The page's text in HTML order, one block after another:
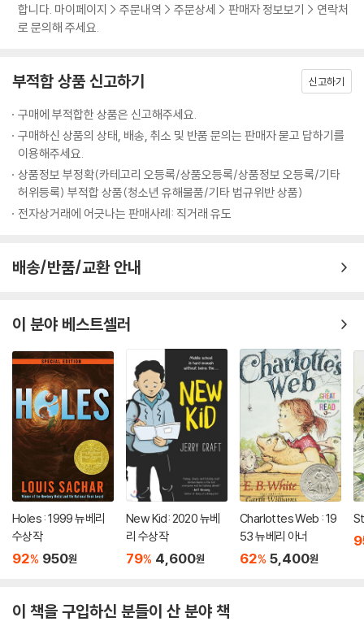
합니다. 마이페이지 > 주문내역 > 주문상세 > 판매자 정보보기 > 연락처
로 문의해 주세요.
부적합 상품 신고하기 신고하기
구매에 부적합한 상품은 신고해주세요.
구매하신 상품의 상태, 배송, 취소 및 반품 문의는 판매자 묻고 답하기를
이용해주세요.
상품정보 부정확(카테고리 오등록/상품오등록/상품정보 오등록/기타
허위등록) 부적합 상품(청소년 유해물품/기타 법규위반 상품)
전자상거래에 어긋나는 판매사례: 직거래 유도
배송/반품/교환 안내
이 분야 베스트셀러
Holes : 1999 뉴베리
수상작
92% 950원
New Kid: 2020 뉴베
리 수상작
79% 4,600원
Charlottes Web : 19
53 뉴베리 아너
62% 5,400원
이 책을 구입하신 분들이 산 분야 책